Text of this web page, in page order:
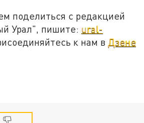
поделиться с редакцией
Урал", пишите: ural-
к нам в Дзене